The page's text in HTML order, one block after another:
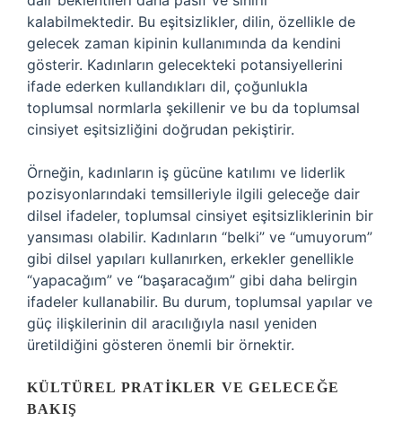
kalabilmektedir. Bu eşitsizlikler, dilin, özellikle de
gelecek zaman kipinin kullanımında da kendini
gösterir. Kadınların gelecekteki potansiyellerini
ifade ederken kullandıkları dil, çoğunlukla
toplumsal normlarla şekillenir ve bu da toplumsal
cinsiyet eşitsizliğini doğrudan pekiştirir.
Örneğin, kadınların iş gücüne katılımı ve liderlik
pozisyonlarındaki temsilleriyle ilgili geleceğe dair
dilsel ifadeler, toplumsal cinsiyet eşitsizliklerinin bir
yansıması olabilir. Kadınların “belki” ve “umuyorum”
gibi dilsel yapıları kullanırken, erkekler genellikle
“yapacağım” ve “başaracağım” gibi daha belirgin
ifadeler kullanabilir. Bu durum, toplumsal yapılar ve
güç ilişkilerinin dil aracılığıyla nasıl yeniden
üretildiğini gösteren önemli bir örnektir.
KÜLTÜREL PRATIKLER VE GELECEĞE
BAKIŞ